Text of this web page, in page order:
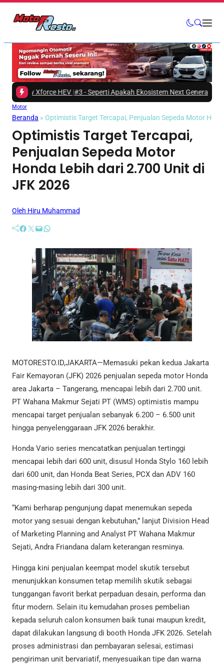
Xforce HEV|#3 -Seperti Apakah Ekosistem Next Generation Zero
Motor
Beranda » Optimistis Target Tercapai, Penjualan Sepeda Motor
Optimistis Target Tercapai,
Penjualan Sepeda Motor
Honda Lebih dari 2.700 Unit di
JFK 2026
Oleh Hiru Muhammad
Facebook Twitter Mail WhatsApp
MOTORESTO.ID,JAKARTA—Memasuki pekan kedua Jakarta
Fair Kemayoran (JFK) 2026 penjualan sepeda motor Honda
area Jakarta – Tangerang, mencapai lebih dari 2.700 unit.
PT Wahana Makmur Sejati PT (WMS) optimistis mampu
mencapai target penjualan sebanyak 6.200 – 6.500 unit
hingga penyelenggaraan JFK 2026 berakhir.
Honda Vario series mencatatkan penjualan tertinggi
mencapai lebih dari 600 unit, disusul Honda Stylo 160 lebih
dari 600 unit, dan Honda Beat Series, PCX dan ADV 160
masing-masing lebih dari 300 unit.
“Kami berharap pengunjung dapat menemukan sepeda
motor yang sesuai dengan kebutuhan,” lanjut Division Head
of Marketing Planning and Analyst PT Wahana Makmur
Sejati, Andra Friandana dalam keterangan resminya.
Hingga kini penjualan keempat model skutik tersebut
menunjukkan konsumen tetap memilih skutik sebagai
tunggangan favorit berkat perpaduan desain, performa dan
fitur modern. Selain itu kemudahan proses pembelian
kepada seluruh calon konsumen baik tunai maupun kredit,
dapat dilakukan langsung di booth Honda JFK 2026. Setelah
proses administrasi dan pembayaran selesai, estimasi
pengiriman unit bervariatif, menyesuaikan tipe dan warna